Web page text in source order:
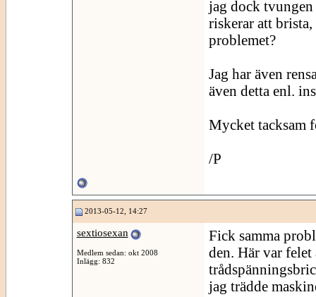
jag dock tvungen
riskerar att
problemet?
Jag har även
även detta enl.
Mycket tacksam
/P
2013-05-12, 14:27
sextiosexan
Medlem sedan: okt 2008
Inlägg: 832
Fick samma
den. Här var
jag trädde